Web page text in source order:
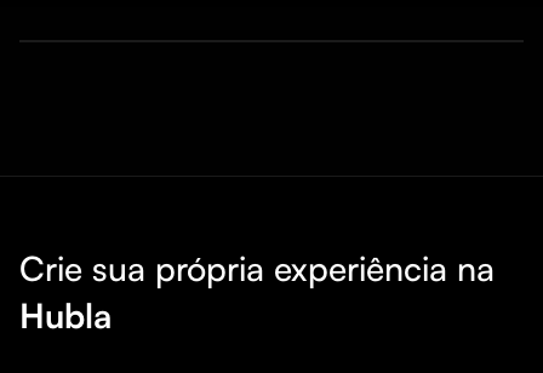
Crie sua própria experiência na
Hubla